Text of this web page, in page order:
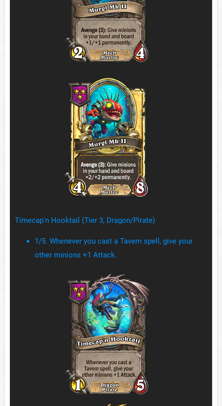
Timecap'n Hooktail (Tier 3, Dragon/Pirate)
1/5. Whenever you cast a Tavern spell, give your
other minions +1 Attack.